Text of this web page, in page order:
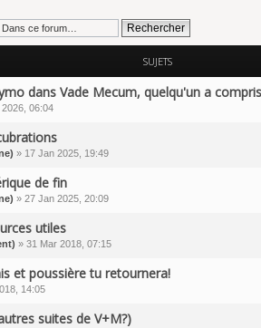
SUJETS
dans Vade Mecum, quelqu'un a
2026, 06:04
» 17 Jan 2025, 19:49
de fin
» 27 Jan 2025, 20:09
utiles
» 31 Mar 2018, 07:15
et poussière tu retournera!
14:05
suites de V+M?)